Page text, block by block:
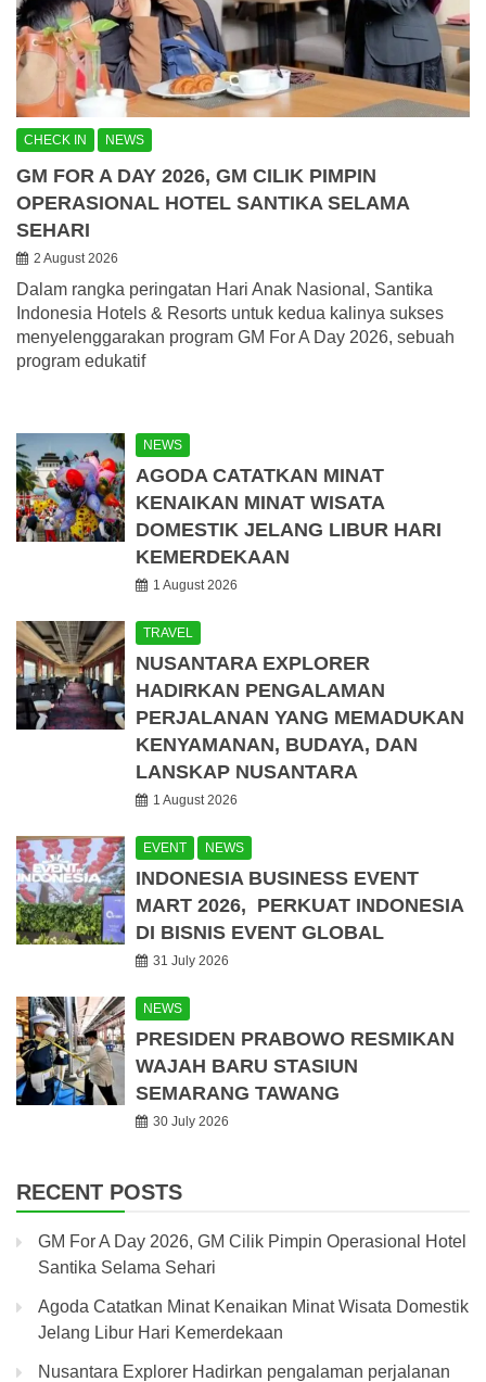
CHECK IN NEWS
GM FOR A DAY 2026, GM CILIK PIMPIN
OPERASIONAL HOTEL SANTIKA SELAMA
SEHARI
2 August 2026
Dalam rangka peringatan Hari Anak Nasional, Santika
Indonesia Hotels & Resorts untuk kedua kalinya sukses
menyelenggarakan program GM For A Day 2026, sebuah
program edukatif
NEWS
AGODA CATATKAN MINAT
KENAIKAN MINAT WISATA
DOMESTIK JELANG LIBUR HARI
KEMERDEKAAN
1 August 2026
TRAVEL
NUSANTARA EXPLORER
HADIRKAN PENGALAMAN
PERJALANAN YANG MEMADUKAN
KENYAMANAN, BUDAYA, DAN
LANSKAP NUSANTARA
1 August 2026
EVENT NEWS
INDONESIA BUSINESS EVENT
MART 2026, PERKUAT INDONESIA
DI BISNIS EVENT GLOBAL
31 July 2026
NEWS
PRESIDEN PRABOWO RESMIKAN
WAJAH BARU STASIUN
SEMARANG TAWANG
30 July 2026
RECENT POSTS
GM For A Day 2026, GM Cilik Pimpin Operasional Hotel
Santika Selama Sehari
Agoda Catatkan Minat Kenaikan Minat Wisata Domestik
Jelang Libur Hari Kemerdekaan
Nusantara Explorer Hadirkan pengalaman perjalanan